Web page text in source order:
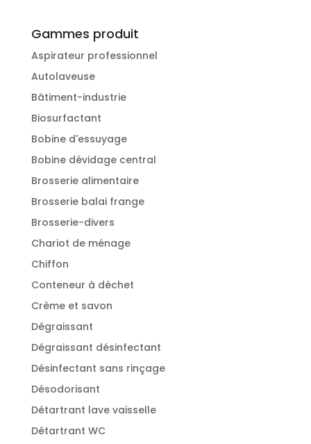
Gammes produit
Aspirateur professionnel
Autolaveuse
Bâtiment-industrie
Biosurfactant
Bobine d'essuyage
Bobine dévidage central
Brosserie alimentaire
Brosserie balai frange
Brosserie-divers
Chariot de ménage
Chiffon
Conteneur à déchet
Crème et savon
Dégraissant
Dégraissant désinfectant
Désinfectant sans rinçage
Désodorisant
Détartrant lave vaisselle
Détartrant WC